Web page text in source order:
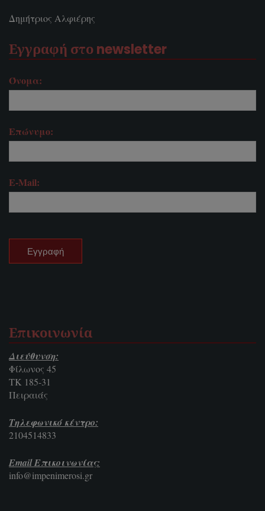
Δημήτριος Αλφιέρης
Εγγραφή στο newsletter
Όνομα:
Επώνυμο:
E-Mail:
Επικοινωνία
Διεύθυνση:
Φίλωνος 45
ΤΚ 185-31
Πειραιάς
Τηλεφωνικό κέντρο:
2104514833
Email Επικοινωνίας:
info@impenimerosi.gr